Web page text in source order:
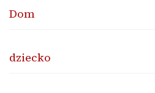
Dom
dziecko